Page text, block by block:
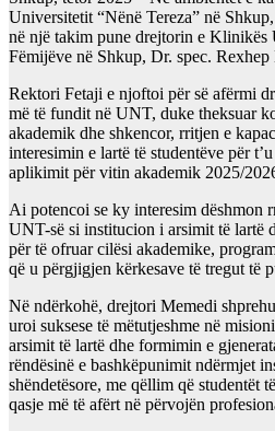
Universitetit “Nënë Tereza” në
në një takim pune drejtorin e Klinikës
Fëmijëve në Shkup, Dr. spec. Rexhep
Rektori Fetaji e njoftoi për së afërmi
më të fundit në UNT, duke theksuar
akademik dhe shkencor, rritjen e
interesimin e lartë të studentëve për
aplikimit për vitin akademik 2025/
Ai potencoi se ky interesim dëshmon
UNT-së si institucion i arsimit të lartë
për të ofruar cilësi akademike,
që u përgjigjen kërkesave të tregut të
Në ndërkohë, drejtori Memedi
uroi suksese të mëtutjeshme në
arsimit të lartë dhe formimin e
rëndësinë e bashkëpunimit ndërmjet
shëndetësore, me qëllim që studentët
qasje më të afërt në përvojën